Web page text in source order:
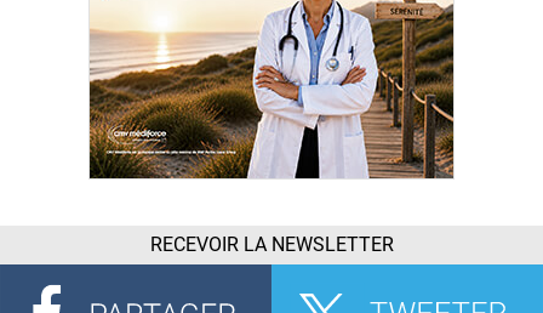
RECEVOIR LA NEWSLETTER